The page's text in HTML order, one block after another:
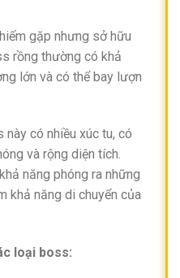
gặp nhưng sở hữu
rồng thường có khả
lớn và có thể bay lượn
này có nhiều xúc tu, có
và rộng diện tích.
năng phóng ra những
khả năng di chuyển của
loại boss: